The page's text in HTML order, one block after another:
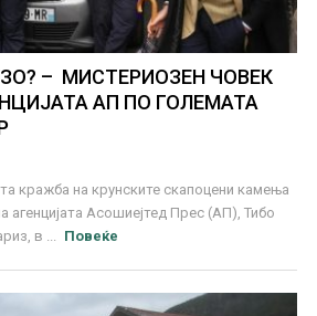
– МИСТЕРИОЗЕН ЧОВЕК
АП ПО ГОЛЕМАТА
кражба на крунските скапоцени камења
Асошиејтед Прес (АП), Тибо
в ...
Повеќе